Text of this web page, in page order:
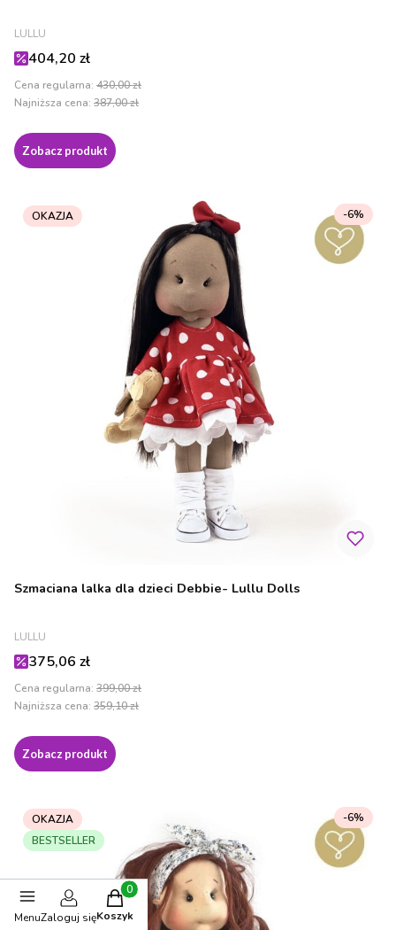
PRODUCENT
LULLU
Cena promocyjna
404,20 zł
Cena regularna: 430,00 zł
Najniższa cena: 387,00 zł
Zobacz produkt
OKAZJA
Szmaciana lalka dla dzieci Debbie- Lullu Dolls
PRODUCENT
LULLU
Cena promocyjna
375,06 zł
Cena regularna: 399,00 zł
-6%
Najniższa cena: 359,10 zł
Zobacz produkt
OKAZJA
BESTSELLER
-6%
MenuZaloguj się
Produkty w koszyku: 0. Zobacz szczegóły
Koszyk